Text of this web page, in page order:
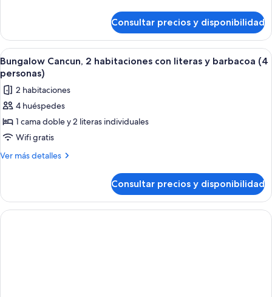
literas
y
barbacoa
(3
personas)
Cancun,
habitaciones
con
literas
barbacoa
personas)
Consultar precios y disponibilidad
Abrir
todas
las
fotos
de
Bungalow
Cancun,
2
literas
y
barbacoa
Un espacio exterior techado con una
5
Bungalow Cancun, 2 habitaciones con literas y barbacoa (4
personas)
2 habitaciones
4 huéspedes
1 cama doble y 2 literas individuales
Wifi gratis
Ver más detalles
Más
Cancun,
habitaciones
Consultar precios y disponibilidad